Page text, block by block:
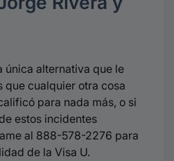
única alternativa que le
que cualquier otra cosa
para nada más, o si
estos incidentes
al 888-578-2276 para
de la Visa U.